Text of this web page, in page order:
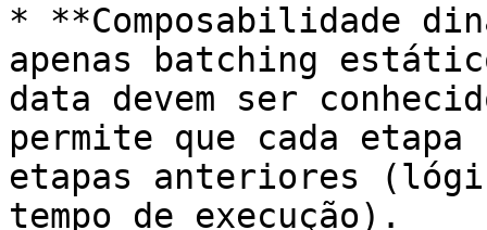
* **Composabilidade
apenas batching
data devem ser
permite que cada
etapas anteriores
tempo de execução).